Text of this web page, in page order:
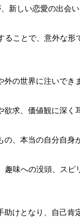
新しい恋愛の出会い
ことで、意外な
の世界に注いでき
求、価値観に深く
、本当の自分自身
味への没頭、スピ
けとなり、自己肯